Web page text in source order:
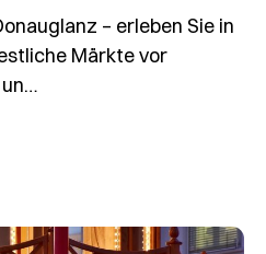
– erleben Sie in
Märkte vor